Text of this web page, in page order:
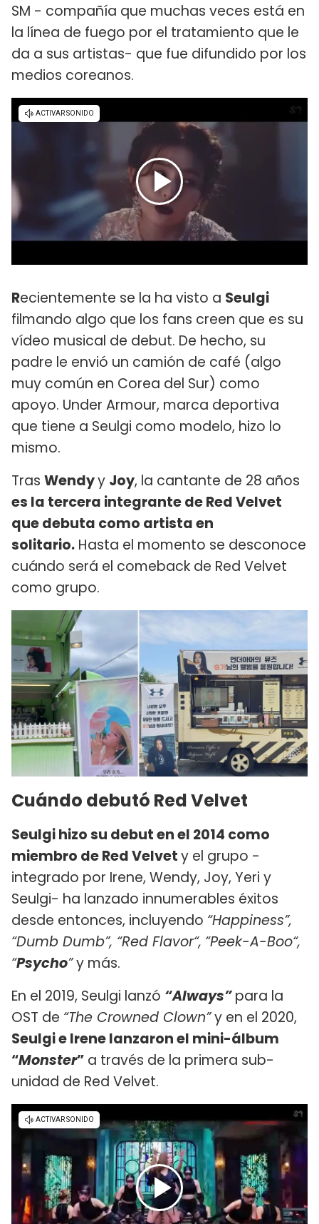
SM - compañía que muchas veces está en
la línea de fuego por el tratamiento que le
da a sus artistas- que fue difundido por los
medios coreanos.
Recientemente se la ha visto a Seulgi
filmando algo que los fans creen que es su
vídeo musical de debut. De hecho, su
padre le envió un camión de café (algo
muy común en Corea del Sur) como
apoyo. Under Armour, marca deportiva
que tiene a Seulgi como modelo, hizo lo
mismo.
Tras Wendyy Joy, la cantante de 28 años
es la tercera integrante de Red Velvet
que debuta como artista en
solitario. Hasta el momento se desconoce
cuándo será el comeback de Red Velvet
como grupo.
Cuándo debutó Red Velvet
Seulgi hizo su debut en el 2014 como
miembro de Red Velvety el grupo -
integrado por Irene, Wendy, Joy, Yeri y
Seulgi- ha lanzado innumerables éxitos
desde entonces, incluyendo “Happiness”,
“Dumb Dumb”, “Red Flavor“, “Peek-A-Boo“,
“Psycho”y más.
En el 2019, Seulgi lanzó “Always”para la
OST de “The Crowned Clown”y en el 2020,
Seulgi e Irene lanzaron el mini-álbum
“Monster” a través de la primera sub-
unidad de Red Velvet.